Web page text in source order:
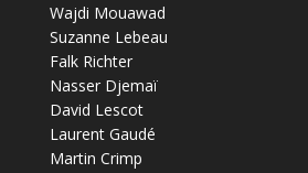
Wajdi Mouawad
Suzanne Lebeau
Falk Richter
Nasser Djemaï
David Lescot
Laurent Gaudé
Martin Crimp